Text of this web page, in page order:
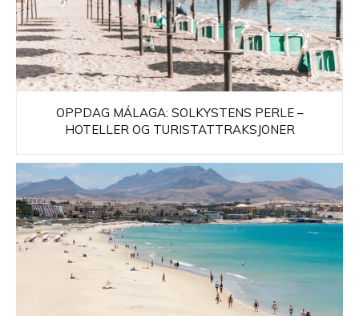
OPPDAG MÁLAGA: SOLKYSTENS PERLE –
HOTELLER OG TURISTATTRAKSJONER